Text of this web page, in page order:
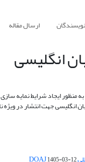
ارسال مقاله
انگلیسی
جهت انتشار در ویژه